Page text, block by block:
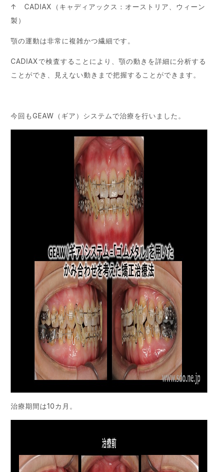
↑ CADIAX（キャディアックス：オーストリア、ウィーン
製）
顎の運動は非常に複雑かつ繊細です。
CADIAXで検査することにより、顎の動きを詳細に分析する
ことができ、見えない動きまで把握することができます。
今回もGEAW（ギア）システムで治療を行いました。
治療期間は10カ月。